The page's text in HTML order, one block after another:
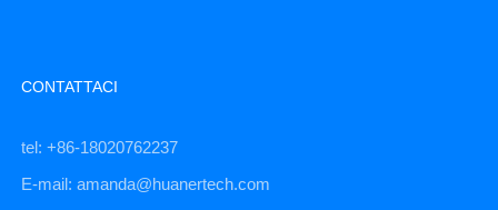
CONTATTACI
tel: +86-18020762237
E-mail: amanda@huanertech.com